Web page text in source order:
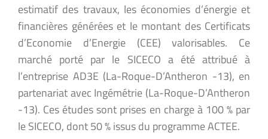
estimatif des travaux, les économies d’énergie et
financières générées et le montant des Certificats
d’Economie d’Energie (CEE) valorisables. Ce
marché porté par le SICECO a été attribué à
l’entreprise AD3E (La-Roque-D’Antheron -13), en
partenariat avec Ingémétrie (La-Roque-D’Antheron
-13). Ces études sont prises en charge à 100 % par
le SICECO, dont 50 % issus du programme ACTEE.